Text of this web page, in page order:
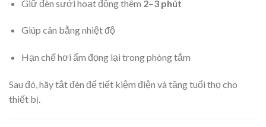
Giữ đèn sưởi hoạt động thêm 2–3 phút
Giúp cân bằng nhiệt độ
Hạn chế hơi ẩm đọng lại trong phòng tắm
Sau đó, hãy tắt đèn để tiết kiệm điện và tăng tuổi thọ cho
thiết bị.